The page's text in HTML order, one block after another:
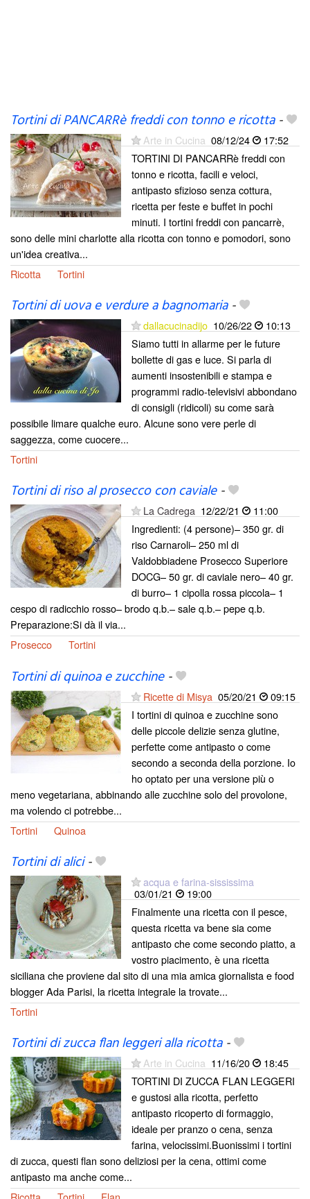
Tortini di PANCARRè freddi con tonno e ricotta-
Arte in Cucina 08/12/24
17:52
TORTINI DI PANCARRè freddi con
tonno e ricotta, facili e veloci,
antipasto sfizioso senza cottura,
ricetta per feste e buffet in pochi
minuti. I tortini freddi con pancarrè,
sono delle mini charlotte alla ricotta con tonno e pomodori, sono
un'idea creativa...
Ricotta
Tortini
Tortini di uova e verdure a bagnomaria-
dallacucinadijo 10/26/22
10:13
Siamo tutti in allarme per le future
bollette di gas e luce. Si parla di
aumenti insostenibili e stampa e
programmi radio-televisivi abbondano
di consigli (ridicoli) su come sarà
possibile limare qualche euro. Alcune sono vere perle di
saggezza, come cuocere...
Tortini
Tortini di riso al prosecco con caviale-
La Cadrega 12/22/21
11:00
Ingredienti: (4 persone)– 350 gr. di
riso Carnaroli– 250 ml di
Valdobbiadene Prosecco Superiore
DOCG– 50 gr. di caviale nero– 40 gr.
di burro– 1 cipolla rossa piccola– 1
cespo di radicchio rosso– brodo q.b.– sale q.b.– pepe q.b.
Preparazione:Si dà il via...
Prosecco
Tortini
Tortini di quinoa e zucchine-
Ricette di Misya 05/20/21
09:15
I tortini di quinoa e zucchine sono
delle piccole delizie senza glutine,
perfette come antipasto o come
secondo a seconda della porzione. Io
ho optato per una versione più o
meno vegetariana, abbinando alle zucchine solo del provolone,
ma volendo ci potrebbe...
Tortini
Quinoa
Tortini di alici-
acqua e farina-sississima
03/01/21
19:00
Finalmente una ricetta con il pesce,
questa ricetta va bene sia come
antipasto che come secondo piatto, a
vostro piacimento, è una ricetta
siciliana che proviene dal sito di una mia amica giornalista e food
blogger Ada Parisi, la ricetta integrale la trovate...
Tortini
Tortini di zucca flan leggeri alla ricotta-
Arte in Cucina 11/16/20
18:45
TORTINI DI ZUCCA FLAN LEGGERI
e gustosi alla ricotta, perfetto
antipasto ricoperto di formaggio,
ideale per pranzo o cena, senza
farina, velocissimi.Buonissimi i tortini
di zucca, questi flan sono deliziosi per la cena, ottimi come
antipasto ma anche come...